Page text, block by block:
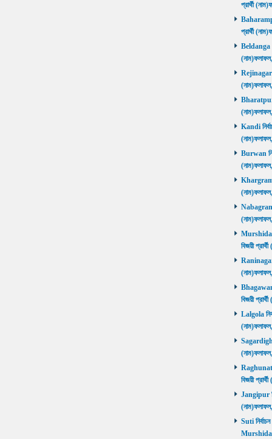
প্রার্থী
প্রার্থী
Beldanga
Rejinagar
Bharatpur
Kandi
Burwan
Khargram
Nabagram
বিজয়ী
Raninagar
বিজয়ী
Lalgola
Sagardighi
বিজয়ী
Jangipur
Suti